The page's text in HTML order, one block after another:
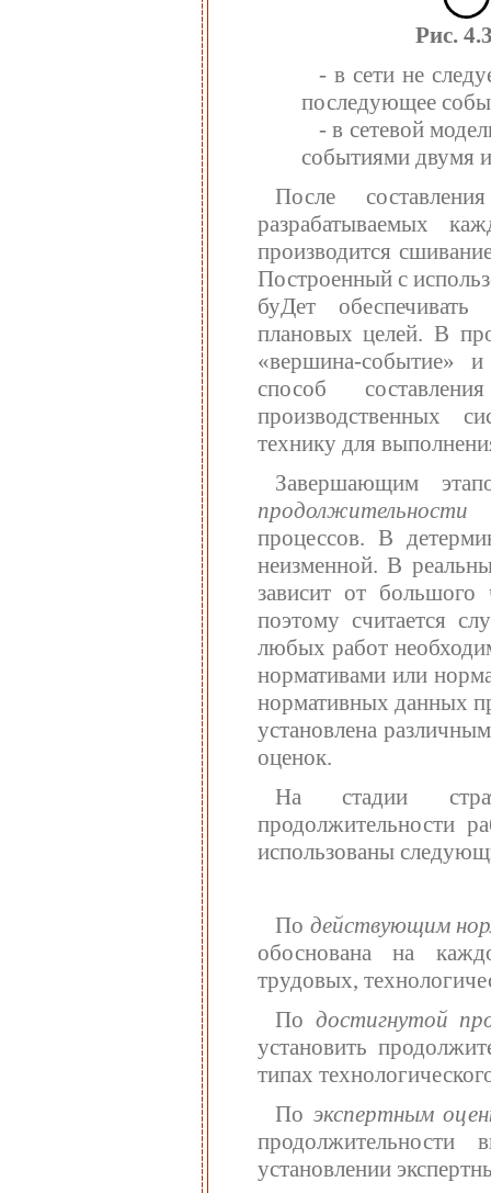
Рис.
- в сети не
последующее
- в сетевой
событиями двумя
После
разрабатываемых
производится
Построенный с
буДет
плановых целей. В
«вершина-событие»
способ
производственных
технику для
Завершающим
продолжительности
процессов. В
неизменной. В
зависит от
поэтому считается
любых работ
нормативами или
нормативных данных
установлена
оценок.
На стадии
продолжительности
использованы
По действующим
обоснована на
трудовых,
По достигнутой
установить
типах
По экспертным
установлении